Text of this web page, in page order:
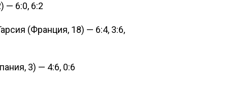
— 6:0, 6:2
(Франция, 18) — 6:4, 3:6,
3) — 4:6, 0:6